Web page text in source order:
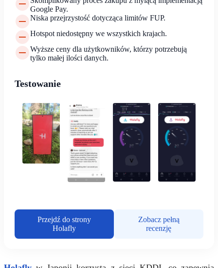
Google Pay.
Niska przejrzystość dotycząca limitów FUP.
Hotspot niedostępny we wszystkich krajach.
Wyższe ceny dla użytkowników, którzy potrzebują
tylko małej ilości danych.
Testowanie
Przejdź do strony
Holafly
Zobacz pełną
recenzję